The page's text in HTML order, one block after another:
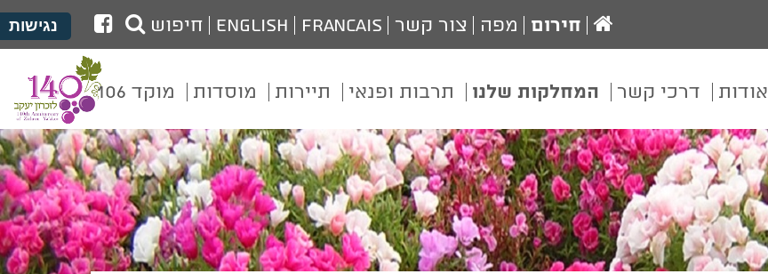
נגישות
עמוד
הבית
חירום מפה צור קשר Francais
English חיפוש
לעמוד
הפייסבוק
של
מועצת
זכרון
יעקב
אודות דרכי קשר המחלקות שלנו תרבות ופנאי תיירות מוסדות מוקד 106